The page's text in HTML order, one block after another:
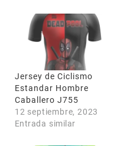
Jersey de Ciclismo
Estandar Hombre
Caballero J755
12 septiembre, 2023
Entrada similar